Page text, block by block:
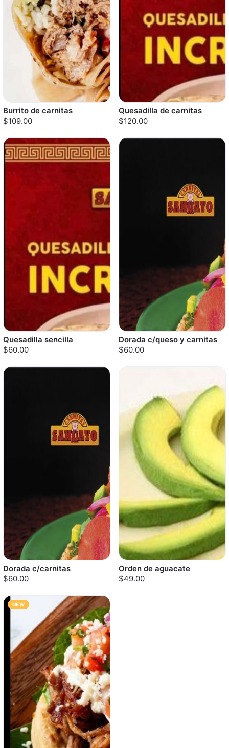
Burrito de carnitas
$109.00
Quesadilla de carnitas
$120.00
Quesadilla sencilla
$60.00
Dorada c/queso y carnitas
$60.00
Dorada c/carnitas
$60.00
Orden de aguacate
$49.00
NEW